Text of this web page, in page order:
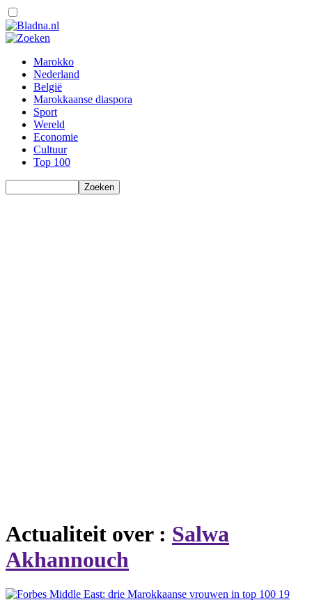
Marokko
Nederland
België
Marokkaanse diaspora
Sport
Wereld
Economie
Cultuur
Top 100
Actualiteit over : Salwa
Akhannouch
19